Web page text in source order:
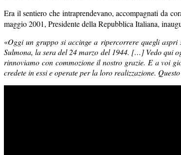
Era il sentiero che intraprendevano, accompagnati da
maggio 2001, Presidente della Repubblica Italiana,
«Oggi un gruppo si accinge a ripercorrere quegli aspri
Sulmona, la sera del 24 marzo del 1944. […] Vedo qui
rinnoviamo con commozione il nostro grazie. E a voi
credete in essi e operate per la loro realizzazione.